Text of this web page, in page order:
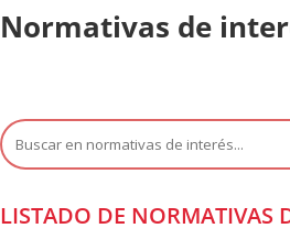
Normativas de
Buscar:
LISTADO DE NORMATIVAS